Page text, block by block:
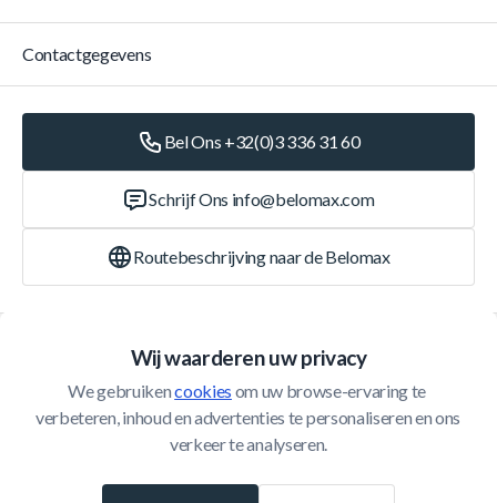
Wij waarderen uw privacy
We gebruiken cookies om uw browse-ervaring te
verbeteren, inhoud en advertenties te personaliseren en ons
verkeer te analyseren.
Klantenservice
Contactgegevens
Bel Ons +32(0)3 336 31 60
Schrijf Ons info@belomax.com
Routebeschrijving naar de Belomax